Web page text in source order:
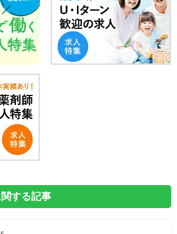
する記事